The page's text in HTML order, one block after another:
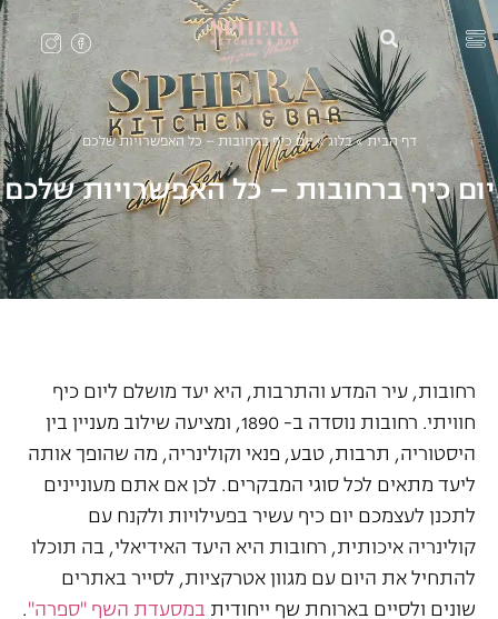
דף הבית»בלוג»יום כיף ברחובות – כל האפשרויות שלכם
יום כיף ברחובות – כל האפשרויות שלכם
רחובות, עיר המדע והתרבות, היא יעד מושלם ליום כיף
חוויתי. רחובות נוסדה ב- 1890, ומציעה שילוב מעניין בין
היסטוריה, תרבות, טבע, פנאי וקולינריה, מה שהופך אותה
ליעד מתאים לכל סוגי המבקרים. לכן אם אתם מעוניינים
לתכנן לעצמכם יום כיף עשיר בפעילויות ולקנח עם
קולינריה איכותית, רחובות היא היעד האידיאלי, בה תוכלו
להתחיל את היום עם מגוון אטרקציות, לסייר באתרים
שונים ולסיים בארוחת שף ייחודית במסעדת השף "ספרה".